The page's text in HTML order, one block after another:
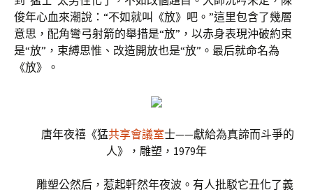
俊年心血來潮說：“不如就叫《放》吧。”這里包含了幾層
意思，配角彎弓射箭的舉措是“放”，以赤身表現沖破約束
是“放”，束縛思惟、改造開放也是“放”。最后就命名為
《放》。
唐年夜禧《猛共享會議室士——獻給為真諦而斗爭的
人》，雕塑，1979年
雕塑公然后，惹起軒然年夜波。有人批駁它丑化了義